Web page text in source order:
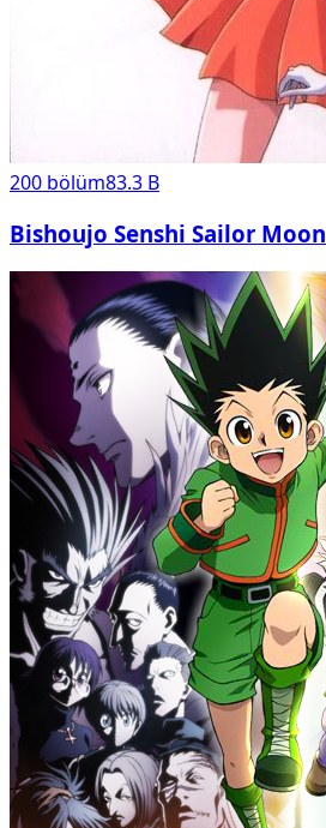
200 bölüm83.3 B
Bishoujo Senshi Sailor Moon